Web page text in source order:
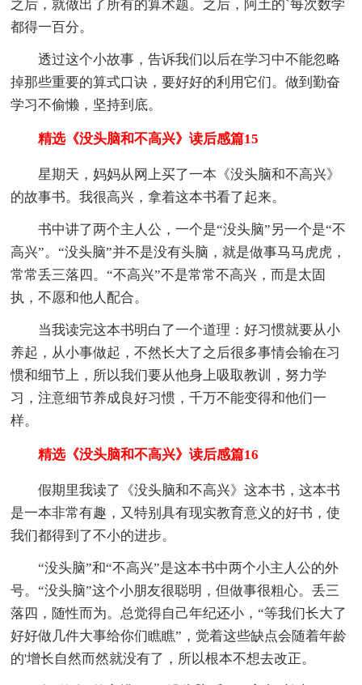
之后，就做出了所有的算术题。之后，阿土的`每次数学
都得一百分。
透过这个小故事，告诉我们以后在学习中不能忽略
掉那些重要的算式口诀，要好好的利用它们。做到勤奋
学习不偷懒，坚持到底。
精选《没头脑和不高兴》读后感篇15
星期天，妈妈从网上买了一本《没头脑和不高兴》
的故事书。我很高兴，拿着这本书看了起来。
书中讲了两个主人公，一个是“没头脑”另一个是“不
高兴”。“没头脑”并不是没有头脑，就是做事马马虎虎，
常常丢三落四。“不高兴”不是常常不高兴，而是太固
执，不愿和他人配合。
当我读完这本书明白了一个道理：好习惯就要从小
养起，从小事做起，不然长大了之后很多事情会输在习
惯和细节上，所以我们要从他身上吸取教训，努力学
习，注意细节养成良好习惯，千万不能变得和他们一
样。
精选《没头脑和不高兴》读后感篇16
假期里我读了《没头脑和不高兴》这本书，这本书
是一本非常有趣，又特别具有现实教育意义的好书，使
我们都得到了不小的进步。
“没头脑”和“不高兴”是这本书中两个小主人公的外
号。“没头脑”这个小朋友很聪明，但做事很粗心。丢三
落四，随性而为。总觉得自己年纪还小，“等我们长大了
好好做几件大事给你们瞧瞧”，觉着这些缺点会随着年龄
的'增长自然而然就没有了，所以根本不想去改正。